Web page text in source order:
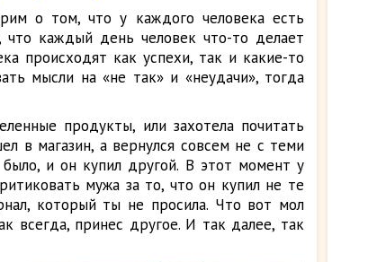
о том, что у каждого человека есть
каждый день человек что-то делает
происходят как успехи, так и какие-то
мысли на «не так» и «неудачи», тогда
продукты, или захотела почитать
в магазин, а вернулся совсем не с теми
и он купил другой. В этот момент у
мужа за то, что он купил не те
который ты не просила. Что вот мол
всегда, принес другое. И так далее, так